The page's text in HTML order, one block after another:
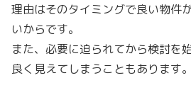
理由はそのタイミングで良い物件
いからです。
また、必要に迫られてから検討を
良く見えてしまうこともあります。